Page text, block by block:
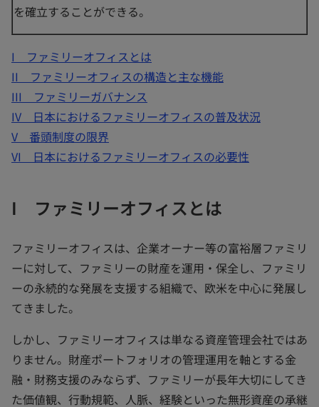
を確立することができる。
I ファミリーオフィスとは
II ファミリーオフィスの構造と主な機能
III ファミリーガバナンス
IV 日本におけるファミリーオフィスの普及状況
V 番頭制度の限界
VI 日本におけるファミリーオフィスの必要性
I ファミリーオフィスとは
ファミリーオフィスは、企業オーナー等の富裕層ファミリ
ーに対して、ファミリーの財産を運用・保全し、ファミリ
ーの永続的な発展を支援する組織で、欧米を中心に発展し
てきました。
しかし、ファミリーオフィスは単なる資産管理会社ではあ
りません。財産ポートフォリオの管理運用を軸とする金
融・財務支援のみならず、ファミリーが長年大切にしてき
た価値観、行動規範、人脈、経験といった無形資産の承継